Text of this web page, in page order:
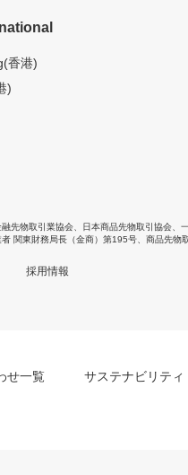
香港)
)
先物取引業協会 日本商品先物取引協会
関東財務局長（金商）第195号、商品先物
採用情報
せ一覧 サステナビリティ